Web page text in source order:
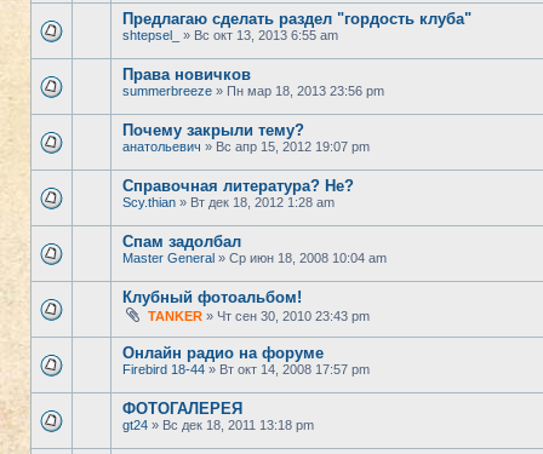
Предлагаю сделать раздел "гордость клуба"
shtepsel_ » Вс окт 13, 2013 6:55 am
Права новичков
summerbreeze » Пн мар 18, 2013 23:56 pm
Почему закрыли тему?
анатольевич » Вс апр 15, 2012 19:07 pm
Справочная литература? Не?
Scy.thian » Вт дек 18, 2012 1:28 am
Спам задолбал
Master General » Ср июн 18, 2008 10:04 am
Клубный фотоальбом!
TANKER » Чт сен 30, 2010 23:43 pm
Онлайн радио на форуме
Firebird 18-44 » Вт окт 14, 2008 17:57 pm
ФОТОГАЛЕРЕЯ
gt24 » Вс дек 18, 2011 13:18 pm